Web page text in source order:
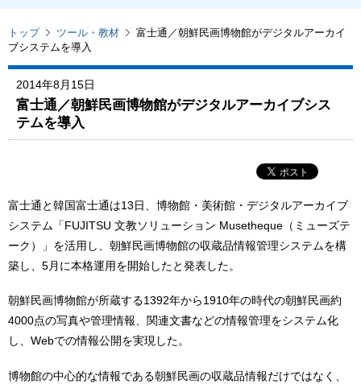
トップ ツール・教材
富士通／朝鮮民画博物館がデジタルアーカイ
ブシステムを導入
2014年8月15日
富士通／朝鮮民画博物館がデジタルアーカイブシス
テムを導入
富士通と韓国富士通は13日、博物館・美術館・デジタルアーカイブ
システム「FUJITSU 文教ソリューション Musetheque（ミューズテ
ーク）」を活用し、朝鮮民画博物館の収蔵品情報管理システムを構
築し、5月に本格運用を開始したと発表した。
朝鮮民画博物館が所蔵する1392年から1910年の時代の朝鮮民画約
4000点の写真や管理情報、関連文書などの情報管理をシステム化
し、Webでの情報公開を実現した。
博物館の中心的な情報である朝鮮民画の収蔵品情報だけではなく、